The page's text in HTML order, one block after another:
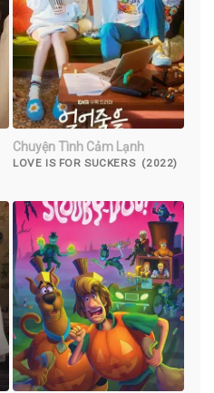
Chuyện Tình Cảm Lạnh
LOVE IS FOR SUCKERS (2022)